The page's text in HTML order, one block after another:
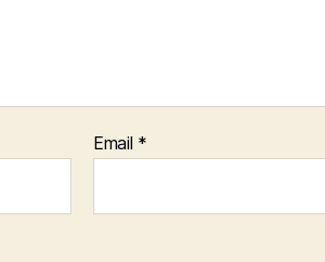
Email *